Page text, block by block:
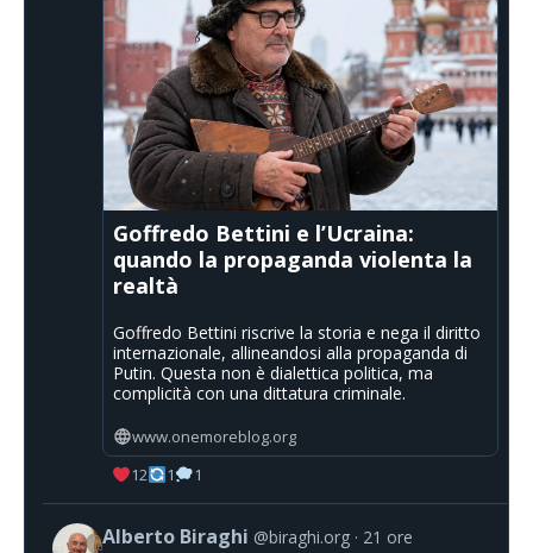
Goffredo Bettini e l’Ucraina:
quando la propaganda violenta la
realtà
Goffredo Bettini riscrive la storia e nega il diritto
internazionale, allineandosi alla propaganda di
Putin. Questa non è dialettica politica, ma
complicità con una dittatura criminale.
www.onemoreblog.org
12
1 1
Alberto Biraghi @biraghi.org 21 ore